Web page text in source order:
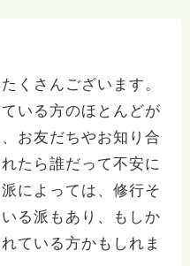
くさんございます。
いる方のほとんどが
お友だちやお知り合
たら誰だって不安に
によっては、修行そ
る派もあり、もしか
ている方かもしれま